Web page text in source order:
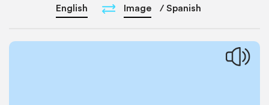
English Image /Spanish